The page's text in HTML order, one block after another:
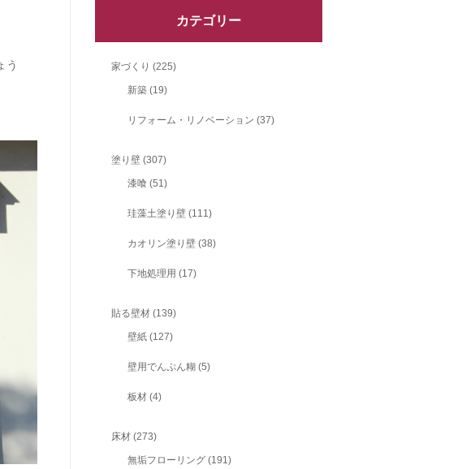
う
カテゴリー
家づくり (225)
新築 (19)
リフォーム・リノベーション (37)
塗り壁 (307)
漆喰 (51)
珪藻土塗り壁 (111)
カオリン塗り壁 (38)
下地処理用 (17)
貼る壁材 (139)
壁紙 (127)
壁用でんぷん糊 (5)
板材 (4)
床材 (273)
無垢フローリング (191)